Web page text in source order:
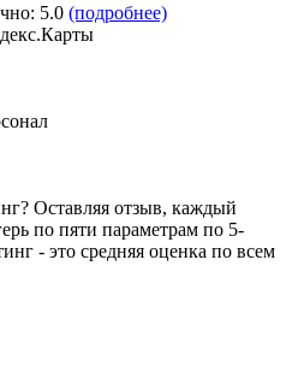
5.0 (подробнее)
Оставляя отзыв, каждый
по пяти параметрам по 5-
- это средняя оценка по всем